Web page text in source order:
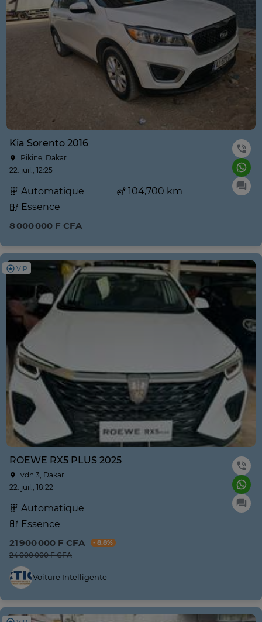
Kia Sorento 2016
Pikine, Dakar
22. juil., 12:25
Automatique
104,700 km
Essence
8 000 000 F CFA
VIP
ROEWE RX5 PLUS 2025
vdn 3, Dakar
22. juil., 18:22
Automatique
Essence
21 900 000 F CFA
- 8.8%
24 000 000 F CFA
Voiture Intelligente